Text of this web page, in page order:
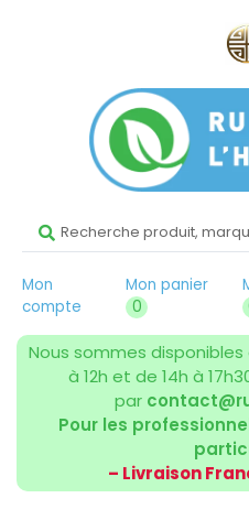
Mon
compte
Mon panier
0
Nous sommes
à 12h et de 14h à
par
Pour les
– Livraison